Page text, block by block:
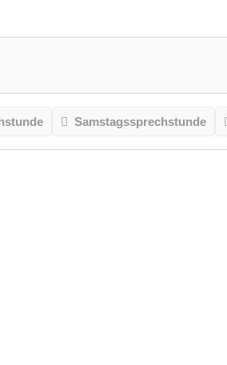
Samstagssprechstunde